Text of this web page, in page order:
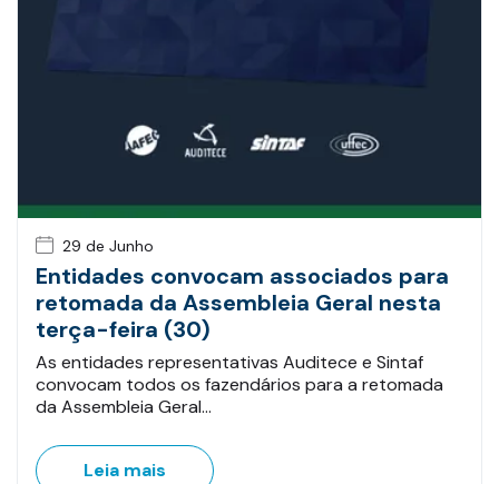
29 de Junho
Entidades convocam associados para
retomada da Assembleia Geral nesta
terça-feira (30)
As entidades representativas Auditece e Sintaf
convocam todos os fazendários para a retomada
da Assembleia Geral…
Leia mais